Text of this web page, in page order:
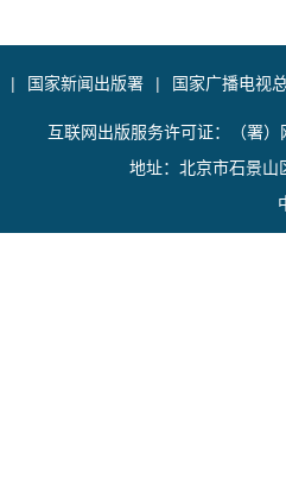
| 国家新闻出版署 | 国家广播电视
互联网出版服务许可证：（署
地址：北京市石景